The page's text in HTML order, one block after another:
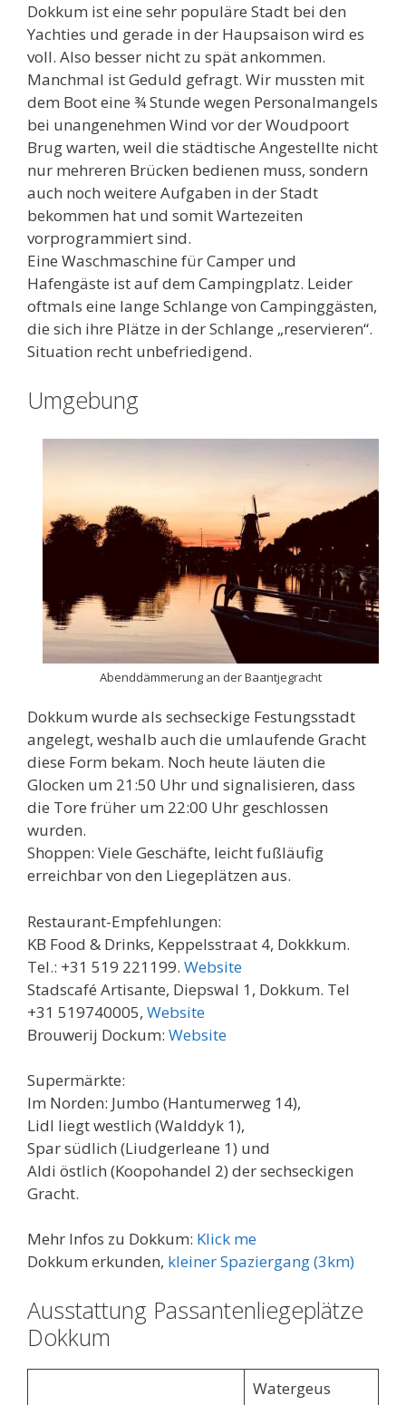
Dokkum ist eine sehr populäre Stadt bei den
Yachties und gerade in der Haupsaison wird es
voll. Also besser nicht zu spät ankommen.
Manchmal ist Geduld gefragt. Wir mussten mit
dem Boot eine ¾ Stunde wegen Personalmangels
bei unangenehmen Wind vor der Woudpoort
Brug warten, weil die städtische Angestellte nicht
nur mehreren Brücken bedienen muss, sondern
auch noch weitere Aufgaben in der Stadt
bekommen hat und somit Wartezeiten
vorprogrammiert sind.
Eine Waschmaschine für Camper und
Hafengäste ist auf dem Campingplatz. Leider
oftmals eine lange Schlange von Campinggästen,
die sich ihre Plätze in der Schlange „reservieren“.
Situation recht unbefriedigend.
Umgebung
Abenddämmerung an der Baantjegracht
Dokkum wurde als sechseckige Festungsstadt
angelegt, weshalb auch die umlaufende Gracht
diese Form bekam. Noch heute läuten die
Glocken um 21:50 Uhr und signalisieren, dass
die Tore früher um 22:00 Uhr geschlossen
wurden.
Shoppen: Viele Geschäfte, leicht fußläufig
erreichbar von den Liegeplätzen aus.
Restaurant-Empfehlungen:
KB Food & Drinks, Keppelsstraat 4, Dokkkum.
Tel.: +31 519 221199. Website
Stadscafé Artisante, Diepswal 1, Dokkum. Tel
+31 519740005, Website
Brouwerij Dockum: Website
Supermärkte:
Im Norden: Jumbo (Hantumerweg 14),
Lidl liegt westlich (Walddyk 1),
Spar südlich (Liudgerleane 1) und
Aldi östlich (Koopohandel 2) der sechseckigen
Gracht.
Mehr Infos zu Dokkum: Klick me
Dokkum erkunden, kleiner Spaziergang (3km)
Ausstattung Passantenliegeplätze
Dokkum
Watergeus